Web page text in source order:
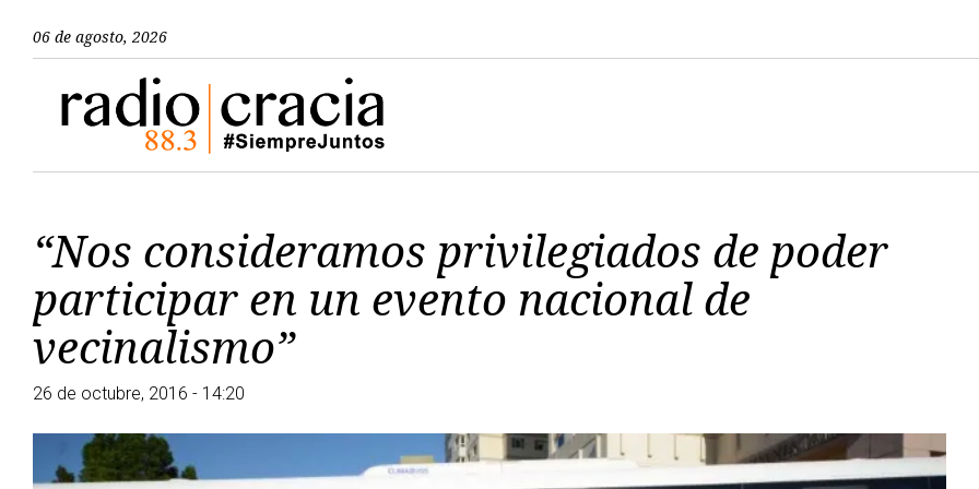
06 de agosto, 2026
“Nos consideramos privilegiados de poder
participar en un evento nacional de
vecinalismo”
26 de octubre, 2016 - 14:20